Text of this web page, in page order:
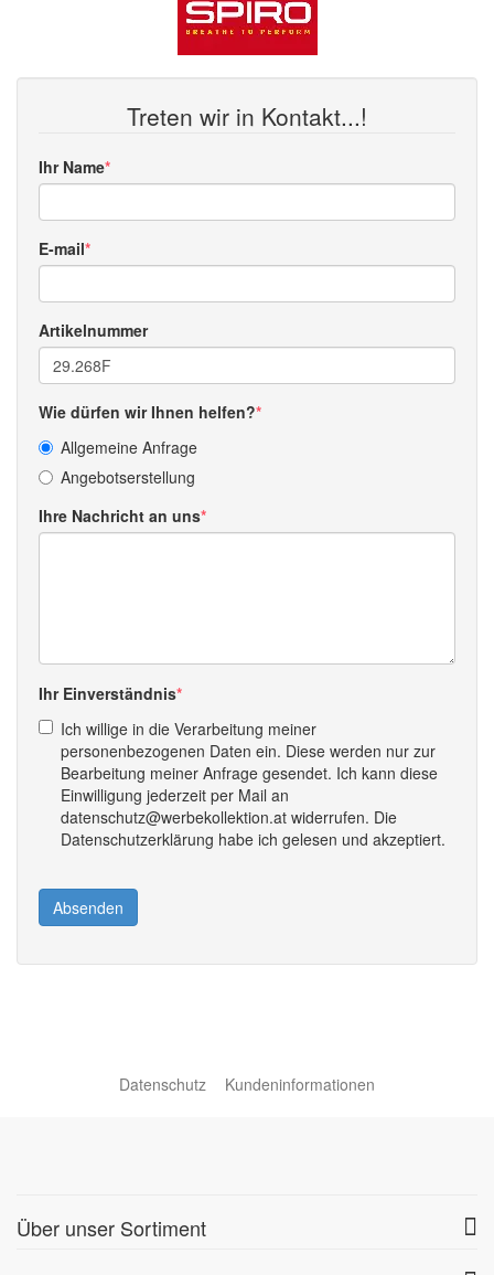
Treten wir in Kontakt...!
Ihr Name
E-mail
Artikelnummer
Wie dürfen wir Ihnen helfen?
Allgemeine Anfrage
Angebotserstellung
Ihre Nachricht an uns
Ihr Einverständnis
Ich willige in die Verarbeitung meiner
personenbezogenen Daten ein. Diese werden nur zur
Bearbeitung meiner Anfrage gesendet. Ich kann diese
Einwilligung jederzeit per Mail an
datenschutz@werbekollektion.at widerrufen. Die
Datenschutzerklärung habe ich gelesen und akzeptiert.
Absenden
Datenschutz Kundeninformationen
Über unser Sortiment